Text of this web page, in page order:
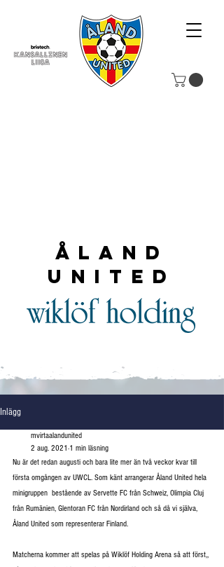
Åland
United
Inlägg
mvirtaalandunited
2 aug. 2021 1 min läsning
Nu är det redan augusti och bara lite mer än två veckor kvar till
första omgången av UWCL. Som känt arrangerar Åland United hela
minigruppen  bestående av Servette FC från Schweiz, Olimpia Cluj
från Rumänien, Glentoran FC från Nordirland och så då vi själva,
Åland United som representerar Finland.
Matcherna kommer att spelas på Wiklöf Holding Arena så att först,,